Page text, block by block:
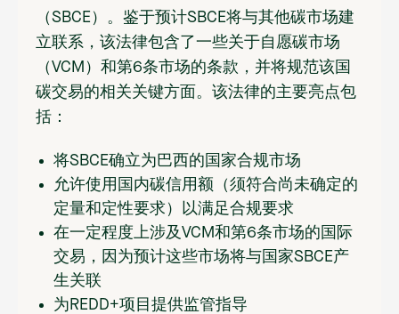
（SBCE）。鉴于预计SBCE将与其他碳市场建
立联系，该法律包含了一些关于自愿碳市场
（VCM）和第6条市场的条款，并将规范该国
碳交易的相关关键方面。该法律的主要亮点包
括：
将SBCE确立为巴西的国家合规市场
允许使用国内碳信用额（须符合尚未确定的
定量和定性要求）以满足合规要求
在一定程度上涉及VCM和第6条市场的国际
交易，因为预计这些市场将与国家SBCE产
生关联
为REDD+项目提供监管指导